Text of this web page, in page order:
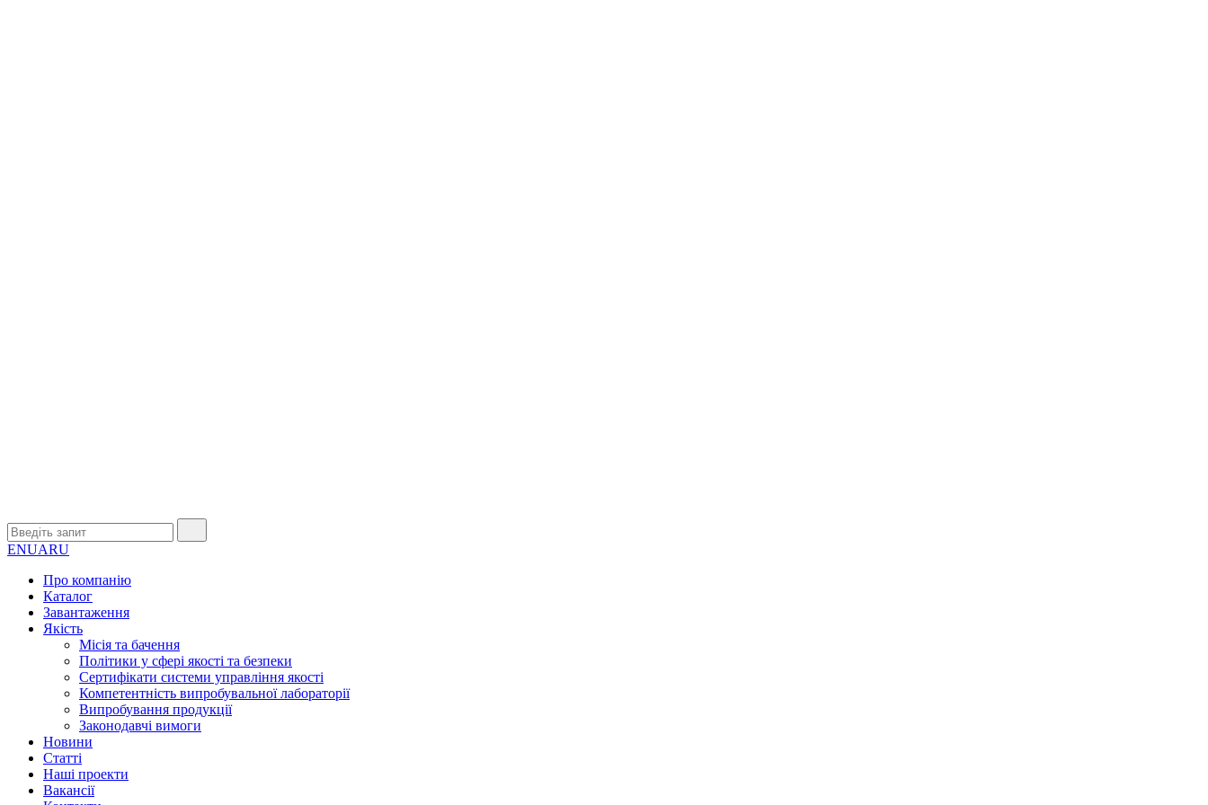
ENUARU
Про компанію
Каталог
Завантаження
Якість
Місія та бачення
Політики у сфері якості та безпеки
Сертифікати системи управління якості
Компетентність випробувальної лабораторії
Випробування продукції
Законодавчі вимоги
Новини
Статті
Наші проекти
Вакансії